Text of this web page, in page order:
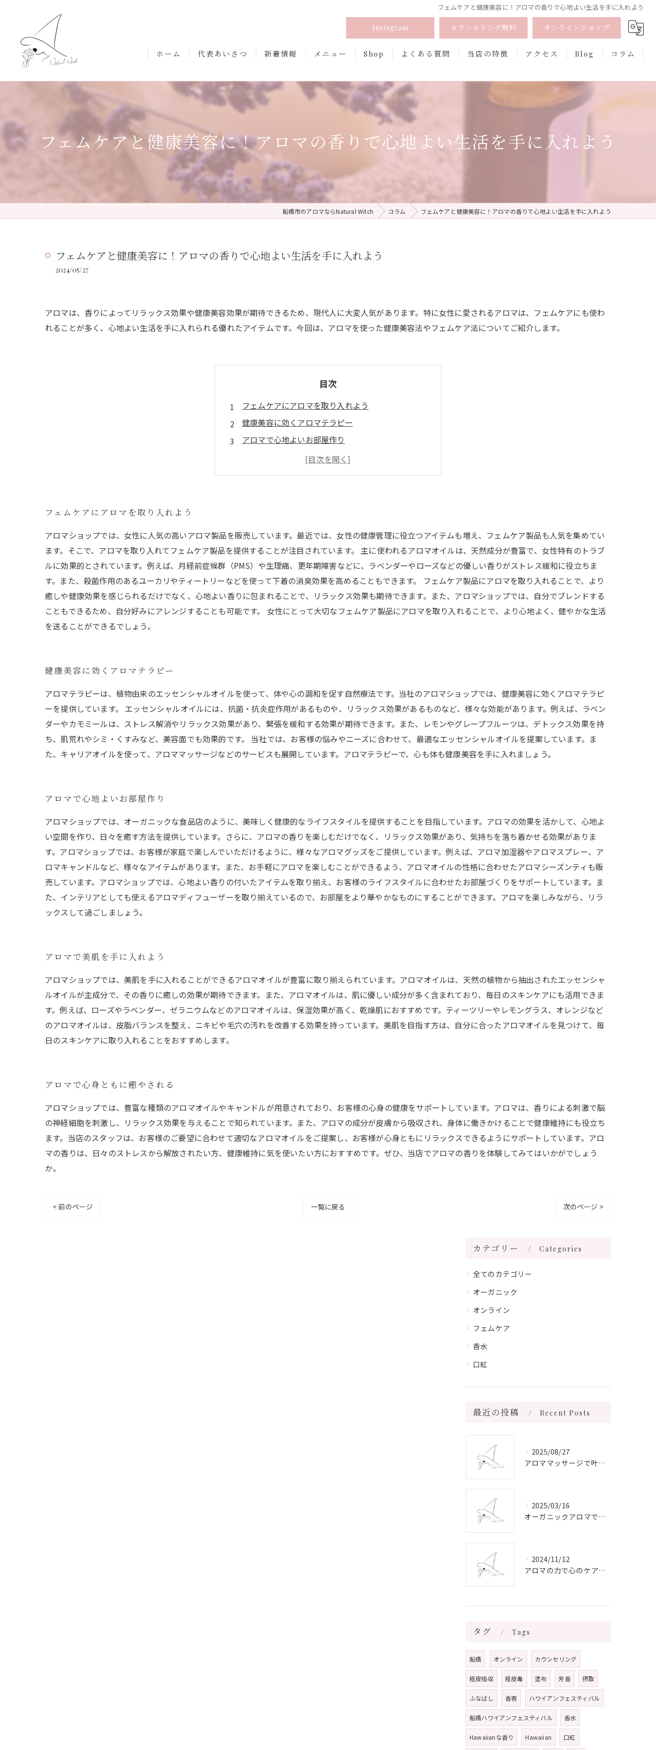
フェムケアと健康美容に！アロマの香りで心地よい生活を手に入れよう
Instagram カウンセリング無料 オンラインショップ
ホーム 代表あいさつ 新着情報 メニュー Shop よくある質問 当店の特徴
フェムケア
アクセス Blog コラム
フェムケアと健康美容に！アロマの香りで心地よい生活を手に入れよう
船橋市のアロマならNatural Witch コラム フェムケアと健康美容に！アロマの香りで心地よい生活を手に入れよう
フェムケアと健康美容に！アロマの香りで心地よい生活を手に入れよう
2024/05/27
アロマは、香りによってリラックス効果や健康美容効果が期待できるため、現代人に大変人気があります。特に女性に愛されるアロマは、フェムケアにも使わ
れることが多く、心地よい生活を手に入れられる優れたアイテムです。今回は、アロマを使った健康美容法やフェムケア法についてご紹介します。
目次
フェムケアにアロマを取り入れよう
健康美容に効くアロマテラピー
アロマで心地よいお部屋作り
アロマで美肌を手に入れよう
アロマで心身ともに癒やされる
フェムケアにアロマを取り入れよう
アロマショップでは、女性に人気の高いアロマ製品を販売しています。最近では、女性の健康管理に役立つアイテムも増え、フェムケア製品も人気を集めてい
ます。そこで、アロマを取り入れてフェムケア製品を提供することが注目されています。 主に使われるアロマオイルは、天然成分が豊富で、女性特有のトラブ
ルに効果的とされています。例えば、月経前症候群（PMS）や生理痛、更年期障害などに、ラベンダーやローズなどの優しい香りがストレス緩和に役立ちま
す。また、殺菌作用のあるユーカリやティートリーなどを使って下着の消臭効果を高めることもできます。 フェムケア製品にアロマを取り入れることで、より
癒しや健康効果を感じられるだけでなく、心地よい香りに包まれることで、リラックス効果も期待できます。また、アロマショップでは、自分でブレンドする
こともできるため、自分好みにアレンジすることも可能です。 女性にとって大切なフェムケア製品にアロマを取り入れることで、より心地よく、健やかな生活
を送ることができるでしょう。
健康美容に効くアロマテラピー
アロマテラピーは、植物由来のエッセンシャルオイルを使って、体や心の調和を促す自然療法です。当社のアロマショップでは、健康美容に効くアロマテラピ
ーを提供しています。 エッセンシャルオイルには、抗菌・抗炎症作用があるものや、リラックス効果があるものなど、様々な効能があります。例えば、ラベン
ダーやカモミールは、ストレス解消やリラックス効果があり、緊張を緩和する効果が期待できます。また、レモンやグレープフルーツは、デトックス効果を持
ち、肌荒れやシミ・くすみなど、美容面でも効果的です。 当社では、お客様の悩みやニーズに合わせて、最適なエッセンシャルオイルを提案しています。ま
た、キャリアオイルを使って、アロママッサージなどのサービスも展開しています。アロマテラピーで、心も体も健康美容を手に入れましょう。
アロマで心地よいお部屋作り
アロマショップでは、オーガニックな食品店のように、美味しく健康的なライフスタイルを提供することを目指しています。アロマの効果を活かして、心地よ
い空間を作り、日々を癒す方法を提供しています。さらに、アロマの香りを楽しむだけでなく、リラックス効果があり、気持ちを落ち着かせる効果がありま
す。アロマショップでは、お客様が家庭で楽しんでいただけるように、様々なアロマグッズをご提供しています。例えば、アロマ加湿器やアロマスプレー、ア
ロマキャンドルなど、様々なアイテムがあります。また、お手軽にアロマを楽しむことができるよう、アロマオイルの性格に合わせたアロマシーズンティも販
売しています。アロマショップでは、心地よい香りの付いたアイテムを取り揃え、お客様のライフスタイルに合わせたお部屋づくりをサポートしています。ま
た、インテリアとしても使えるアロマディフューザーを取り揃えているので、お部屋をより華やかなものにすることができます。アロマを楽しみながら、リラ
ックスして過ごしましょう。
アロマで美肌を手に入れよう
アロマショップでは、美肌を手に入れることができるアロマオイルが豊富に取り揃えられています。アロマオイルは、天然の植物から抽出されたエッセンシャ
ルオイルが主成分で、その香りに癒しの効果が期待できます。また、アロマオイルは、肌に優しい成分が多く含まれており、毎日のスキンケアにも活用できま
す。例えば、ローズやラベンダー、ゼラニウムなどのアロマオイルは、保湿効果が高く、乾燥肌におすすめです。ティーツリーやレモングラス、オレンジなど
のアロマオイルは、皮脂バランスを整え、ニキビや毛穴の汚れを改善する効果を持っています。美肌を目指す方は、自分に合ったアロマオイルを見つけて、毎
日のスキンケアに取り入れることをおすすめします。
アロマで心身ともに癒やされる
アロマショップでは、豊富な種類のアロマオイルやキャンドルが用意されており、お客様の心身の健康をサポートしています。アロマは、香りによる刺激で脳
の神経細胞を刺激し、リラックス効果を与えることで知られています。また、アロマの成分が皮膚から吸収され、身体に働きかけることで健康維持にも役立ち
ます。当店のスタッフは、お客様のご要望に合わせて適切なアロマオイルをご提案し、お客様が心身ともにリラックスできるようにサポートしています。アロ
マの香りは、日々のストレスから解放されたい方、健康維持に気を使いたい方におすすめです。ぜひ、当店でアロマの香りを体験してみてはいかがでしょう
か。
< 前のページ 一覧に戻る 次のページ >
カテゴリー Categories
全てのカテゴリー
オーガニック
オンライン
フェムケア
香水
口紅
最近の投稿 Recent Posts
2025/08/27
アロママッサージで叶える心身リラックスと健康維持の新習慣ガイド
2025/03/16
オーガニックアロマで心と体を癒す
2024/11/12
アロマの力で心のケアをする方法
タグ Tags
船橋 オンライン カウンセリング
経皮吸収 経皮毒 塗布 芳香 摂取
ふなばし 香害 ハワイアンフェスティバル
船橋ハワイアンフェスティバル 香水
Hawaiianな香り Hawaiian 口紅